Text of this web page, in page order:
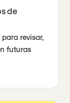
de
revisar,
futuras